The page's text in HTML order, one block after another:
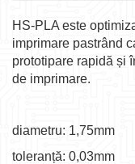
HS-PLA este
imprimare pastrând
prototipare rapidă și
de imprimare.
diametru: 1,75mm
toleranță: 0,03mm